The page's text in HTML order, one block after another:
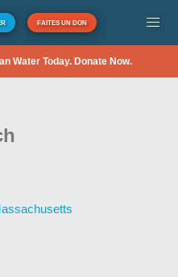
FAITES UN DON
Water Today. Donate Now.